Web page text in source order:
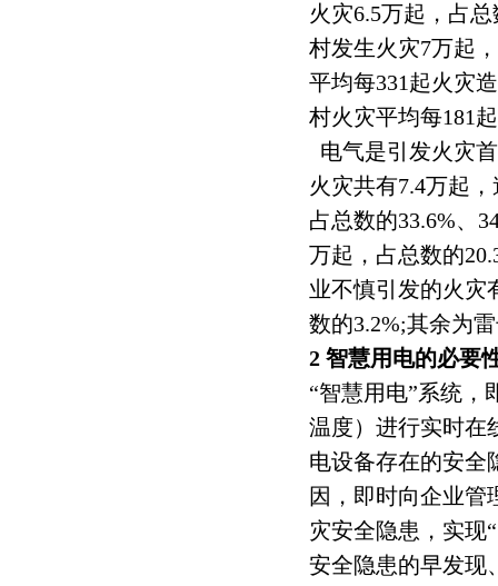
火灾6.5万起，占
村发生火灾7万起
平均每331起火灾
村火灾平均每181
电气是引发火灾
火灾共有7.4万起
占总数的33.6%、
万起，占总数的
业不慎引发的火灾
数的3.2%;其余为
2 智慧用电的必要
“智慧用电”系统，
温度）进行实时在
电设备存在的安全
因，即时向企业管
灾安全隐患，实现
安全隐患的早发现